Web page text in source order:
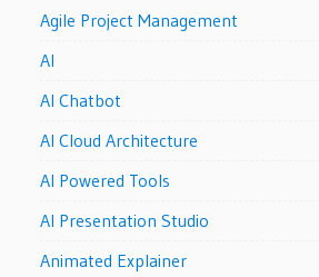
Agile Project Management
AI
AI Chatbot
AI Cloud Architecture
AI Powered Tools
AI Presentation Studio
Animated Explainer